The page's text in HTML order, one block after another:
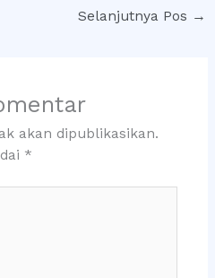
Selanjutnya Pos →
akan dipublikasikan.
*